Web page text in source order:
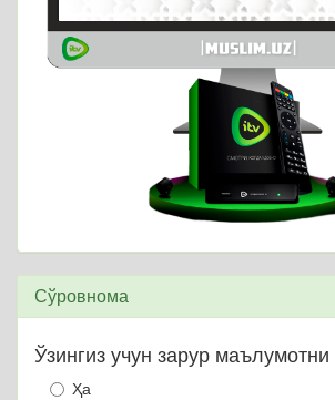
Сўровнома
Ўзингиз учун зарур
Ҳа